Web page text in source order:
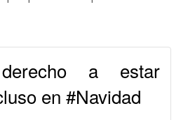
a estar
en #Navidad